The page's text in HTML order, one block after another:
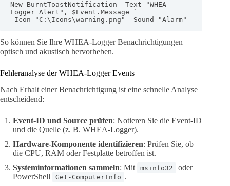
New-BurntToastNotification -Text "WHEA-
Logger Alert", $Event.Message `
-Icon "C:\Icons\warning.png" -Sound "Alarm"
So können Sie Ihre WHEA-Logger Benachrichtigungen
optisch und akustisch hervorheben.
Fehleranalyse der WHEA-Logger Events
Nach Erhalt einer Benachrichtigung ist eine schnelle Analyse
entscheidend:
Event-ID und Source prüfen: Notieren Sie die Event-ID
und die Quelle (z. B. WHEA-Logger).
Hardware-Komponente identifizieren: Prüfen Sie, ob
die CPU, RAM oder Festplatte betroffen ist.
Systeminformationen sammeln: Mit msinfo32
oder
PowerShell
Get-ComputerInfo .